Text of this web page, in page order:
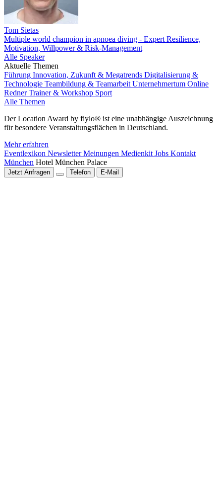
Tom Sietas
Multiple world champion in apnoea diving - Expert Resilience,
Motivation, Willpower & Risk-Management
Alle Speaker
Aktuelle Themen
Führung Innovation, Zukunft & Megatrends Digitalisierung &
Technologie Teambildung & Teamarbeit Unternehmertum Online
RednerTrainer & Workshop Sport
Alle Themen
Der Location Award by fiylo® ist eine unabhängige Auszeichnung
für besondere Veranstaltungsflächen in Deutschland.
Mehr erfahren
Eventlexikon NewsletterMeinungen Medienkit Jobs Kontakt
München Hotel München Palace
Jetzt Anfragen Telefon E-Mail